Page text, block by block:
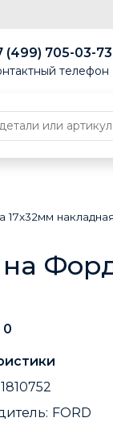
(499) 705-03-73
телефон
17х32мм накладная
0
1810752
FORD